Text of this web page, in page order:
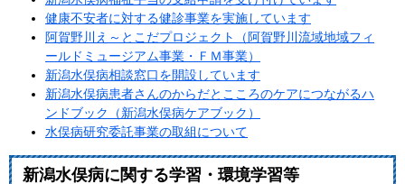
健康不安者に対する健診事業を実施しています
阿賀野川え～とこだプロジェクト（阿賀野川流域地域フィ
ールドミュージアム事業・ＦＭ事業）
新潟水俣病相談窓口を開設しています
新潟水俣病患者さんのからだとこころのケアにつながるハ
ンドブック（新潟水俣病ケアブック）
水俣病研究委託事業の取組について
新潟水俣病に関する学習・環境学習等